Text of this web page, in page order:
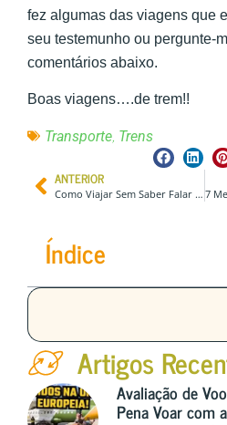
fez algumas das viagens que
seu testemunho ou pergunte-
comentários abaixo.
Boas viagens….de trem!!
Transporte, Trens
ANTERIOR
Como Viajar Sem Saber Falar Nenhuma Língua Estrangeira
Índice
Artigos
Avaliação de
Pena Voar com